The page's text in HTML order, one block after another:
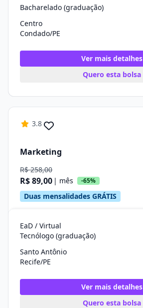
Bacharelado (graduação)
Centro
Condado/PE
Ver mais detalhes
Quero esta bolsa
3.8
Marketing
R$ 258,00
R$ 89,00 | mês -65%
Duas mensalidades GRÁTIS
EaD / Virtual
Tecnólogo (graduação)
Santo Antônio
Recife/PE
Ver mais detalhes
Quero esta bolsa